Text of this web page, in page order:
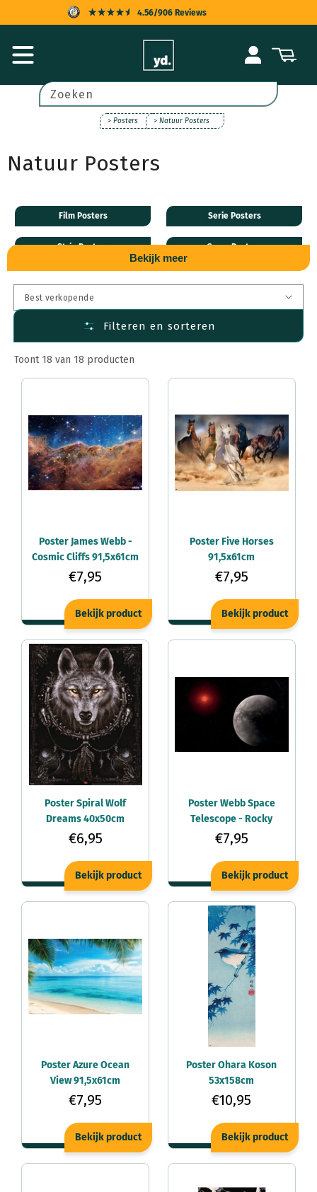
content
4.56/906 Reviews
KOPERSBESCHERMING
SNELLE LEVERING
UITSTEKENDE KLANTENSERVICE
InloggenWinkelwagen
Zoeken
> Posters > Natuur Posters
Natuur Posters
Film Posters Serie Posters
Strip Posters Game Posters
Natuur Posters Kinder Posters
Steden Posters Sport Posters
Bekijk meer
Filteren en sorteren
Toont 18 van 18 producten
Poster James Webb -
Cosmic Cliffs 91,5x61cm
€7,95
Bekijk product
Poster Five Horses
91,5x61cm
€7,95
Bekijk product
Poster Spiral Wolf
Dreams 40x50cm
€6,95
Bekijk product
Poster Webb Space
Telescope - Rocky
Exoplanet 91,5x61cm
€7,95
Bekijk product
Poster Azure Ocean
View 91,5x61cm
€7,95
Bekijk product
Poster Ohara Koson
53x158cm
€10,95
Bekijk product